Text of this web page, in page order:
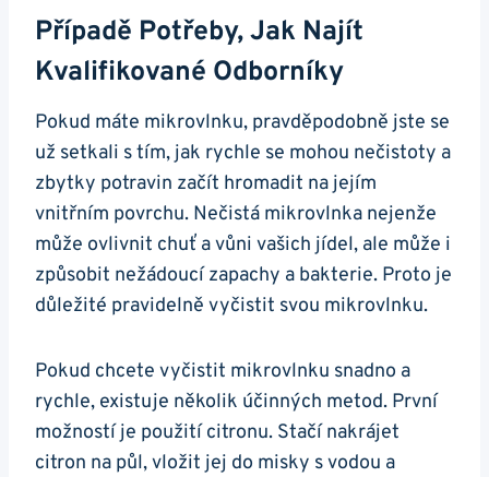
Případě ⁣potřeby, Jak ⁢najít⁤
Kvalifikované Odborníky
Pokud​ máte mikrovlnku, pravděpodobně‍ jste se
už setkali s tím, jak rychle se ​mohou‍ nečistoty a
zbytky potravin ​začít hromadit na jejím
vnitřním povrchu. Nečistá mikrovlnka nejenže
může​ ovlivnit ‌chuť a​ vůni vašich jídel, ⁣ale může ⁤i
způsobit ⁢nežádoucí⁢ zapachy a bakterie. ⁤Proto je
důležité pravidelně‍ vyčistit svou mikrovlnku.
Pokud chcete ​vyčistit ⁤mikrovlnku snadno a
rychle, existuje několik​ účinných⁣ metod. ⁣První
možností je použití citronu. Stačí ⁤nakrájet
citron na půl, vložit ‌jej do misky s vodou a